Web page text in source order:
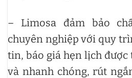
– Limosa đảm bảo
chuyên nghiệp với quy
tin, báo giá hẹn lịch được
và nhanh chóng, rút